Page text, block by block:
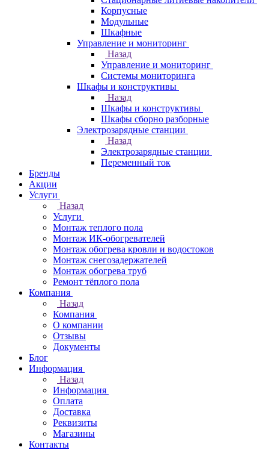
Корпусные
Модульные
Шкафные
Управление и мониторинг
Назад
Управление и мониторинг
Системы мониторинга
Шкафы и конструктивы
Назад
Шкафы и конструктивы
Шкафы сборно разборные
Электрозарядные станции
Назад
Электрозарядные станции
Переменный ток
Бренды
Акции
Услуги
Назад
Услуги
Монтаж теплого пола
Монтаж ИК-обогревателей
Монтаж обогрева кровли и водостоков
Монтаж снегозадержателей
Монтаж обогрева труб
Ремонт тёплого пола
Компания
Назад
Компания
О компании
Отзывы
Документы
Блог
Информация
Назад
Информация
Оплата
Доставка
Реквизиты
Магазины
Контакты